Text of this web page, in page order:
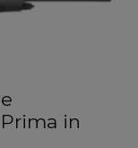
in